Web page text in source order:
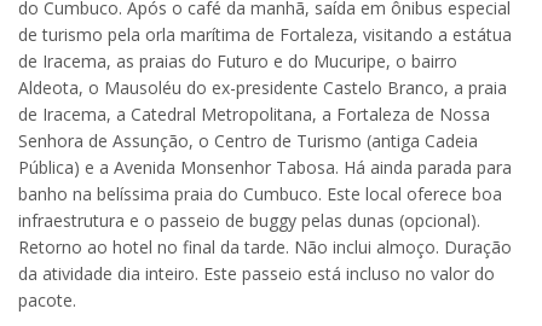
do Cumbuco. Após o café da manhã, saída em ônibus especial
de turismo pela orla marítima de Fortaleza, visitando a estátua
de Iracema, as praias do Futuro e do Mucuripe, o bairro
Aldeota, o Mausoléu do ex-presidente Castelo Branco, a praia
de Iracema, a Catedral Metropolitana, a Fortaleza de Nossa
Senhora de Assunção, o Centro de Turismo (antiga Cadeia
Pública) e a Avenida Monsenhor Tabosa. Há ainda parada para
banho na belíssima praia do Cumbuco. Este local oferece boa
infraestrutura e o passeio de buggy pelas dunas (opcional).
Retorno ao hotel no final da tarde. Não inclui almoço. Duração
da atividade dia inteiro. Este passeio está incluso no valor do
pacote.